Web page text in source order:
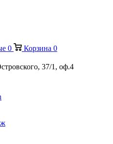
0 Корзина 0
37/1, оф.4